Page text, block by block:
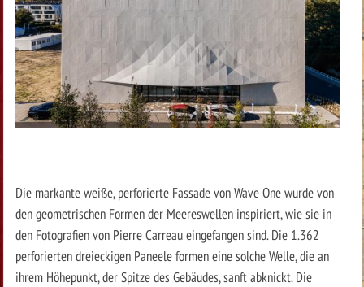
Die markante weiße, perforierte Fassade von Wave One wurde von
den geometrischen Formen der Meereswellen inspiriert, wie sie in
den Fotografien von Pierre Carreau eingefangen sind. Die 1.362
perforierten dreieckigen Paneele formen eine solche Welle, die an
ihrem Höhepunkt, der Spitze des Gebäudes, sanft abknickt. Die